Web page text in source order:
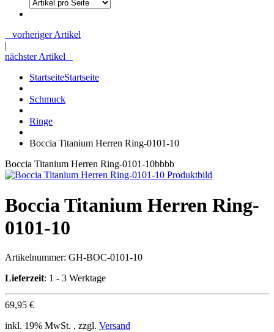
vorheriger Artikel
|
nächster Artikel
StartseiteStartseite
Schmuck
Ringe
Boccia Titanium Herren Ring-0101-10
Boccia Titanium Herren Ring-0101-10bbbb
Boccia Titanium Herren Ring-
0101-10
Artikelnummer: GH-BOC-0101-10
Lieferzeit: 1 - 3 Werktage
69,95 €
inkl. 19% MwSt. , zzgl. Versand